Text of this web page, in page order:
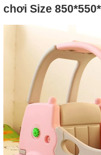
chơi Size